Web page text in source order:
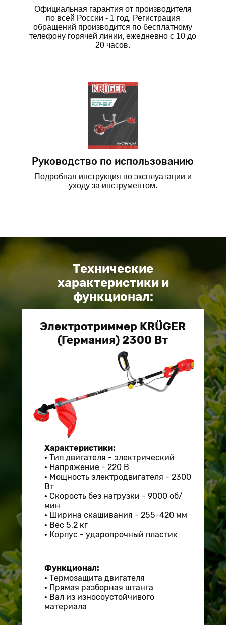
Официальная гарантия от производителя
по всей России - 1 год. Регистрация
обращений производится по бесплатному
телефону горячей линии, ежедневно с 10 до
20 часов.
Руководство по использованию
Подробная инструкция по эксплуатации и
уходу за инструментом.
Технические
характеристики и
функционал:
Электротриммер KRÜGER
(Германия) 2300 Вт
Характеристики:
Тип двигателя - электрический
Напряжение - 220 В
Мощность электродвигателя - 2300
Вт
Скорость без нагрузки - 9000 об/
мин
Ширина скашивания - 255-420 мм
Вес 5,2 кг
​Корпус - ударопрочный пластик
Функционал:
Термозащита двигателя
Прямая разборная штанга
Вал из износоустойчивого
материала